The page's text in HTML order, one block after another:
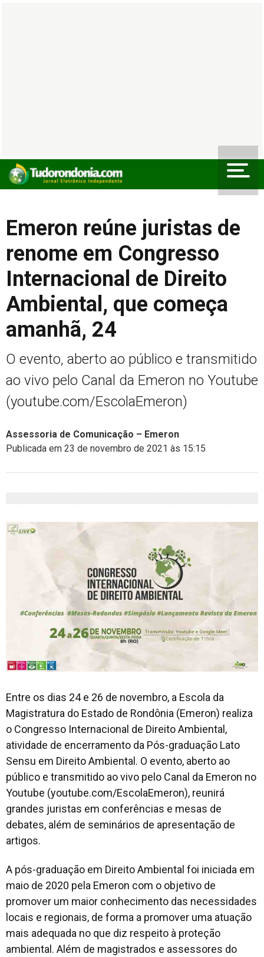
Emeron reúne juristas de
renome em Congresso
Internacional de Direito
Ambiental, que começa
amanhã, 24
O evento, aberto ao público e transmitido
ao vivo pelo Canal da Emeron no Youtube
(youtube.com/EscolaEmeron)
Assessoria de Comunicação – Emeron
Publicada em 23 de novembro de 2021 às 15:15
Entre os dias 24 e 26 de novembro, a Escola da
Magistratura do Estado de Rondônia (Emeron) realiza
o Congresso Internacional de Direito Ambiental,
atividade de encerramento da Pós-graduação Lato
Sensu em Direito Ambiental. O evento, aberto ao
público e transmitido ao vivo pelo Canal da Emeron no
Youtube (youtube.com/EscolaEmeron), reunirá
grandes juristas em conferências e mesas de
debates, além de seminários de apresentação de
artigos.
A pós-graduação em Direito Ambiental foi iniciada em
maio de 2020 pela Emeron com o objetivo de
promover um maior conhecimento das necessidades
locais e regionais, de forma a promover uma atuação
mais adequada no que diz respeito à proteção
ambiental. Além de magistrados e assessores do